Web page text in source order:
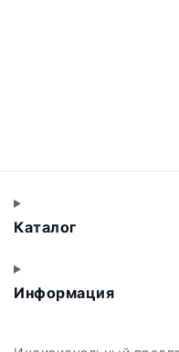
Каталог
Информация